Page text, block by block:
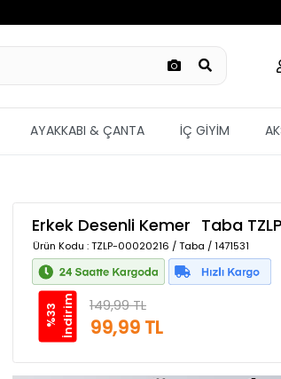
AYAKKABI & ÇANTA İÇ GİYİM
Erkek Desenli Kemer Taba
Ürün Kodu : TZLP-00020216 / Taba / 1471531
%
3
3
İ
n
d
i
r
i m 149,99 TL
99,99 TL